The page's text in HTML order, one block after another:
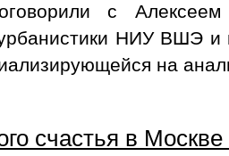
с
НИУ ВШЭ и
на
счастья в Москве